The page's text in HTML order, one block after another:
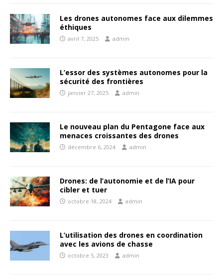
Les drones autonomes face aux dilemmes
éthiques
avril 7, 2025 admin
L’essor des systèmes autonomes pour la
sécurité des frontières
janvier 27, 2025 admin
Le nouveau plan du Pentagone face aux
menaces croissantes des drones
décembre 6, 2024 admin
Drones: de l’autonomie et de l’IA pour
cibler et tuer
octobre 18, 2024 admin
L’utilisation des drones en coordination
avec les avions de chasse
octobre 5, 2023 admin